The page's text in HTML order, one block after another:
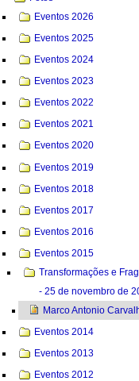
Eventos 2026
Eventos 2025
Eventos 2024
Eventos 2023
Eventos 2022
Eventos 2021
Eventos 2020
Eventos 2019
Eventos 2018
Eventos 2017
Eventos 2016
Eventos 2015
Transformações e
- 25 de novembro de
Marco Antonio
Eventos 2014
Eventos 2013
Eventos 2012